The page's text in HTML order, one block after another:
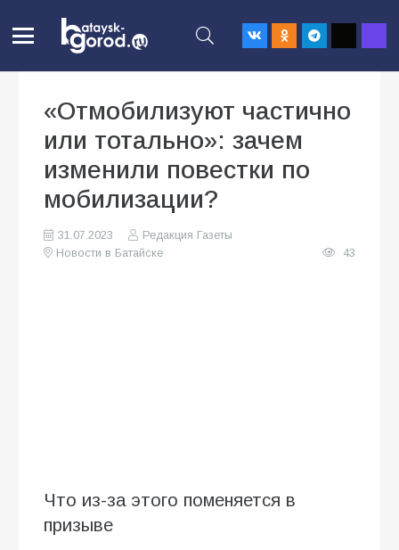
«Отмобилизуют частично
или тотально»: зачем
изменили повестки по
мобилизации?
31.07.2023
Редакция Газеты
Новости в Батайске
43
Что из-за этого поменяется в
призыве